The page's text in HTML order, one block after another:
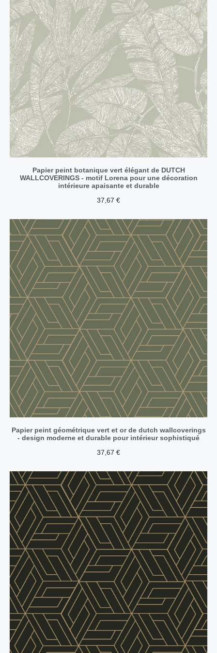
Papier peint botanique vert élégant de DUTCH
WALLCOVERINGS - motif Lorena pour une décoration
intérieure apaisante et durable
37,67 €
Papier peint géométrique vert et or de dutch wallcoverings
- design moderne et durable pour intérieur sophistiqué
37,67 €